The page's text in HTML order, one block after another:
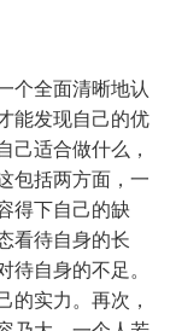
个全面清晰地认
能发现自己的优
己适合做什么，
包括两方面，一
得下自己的缺
看待自身的长
自身的不足。
的实力。再次，